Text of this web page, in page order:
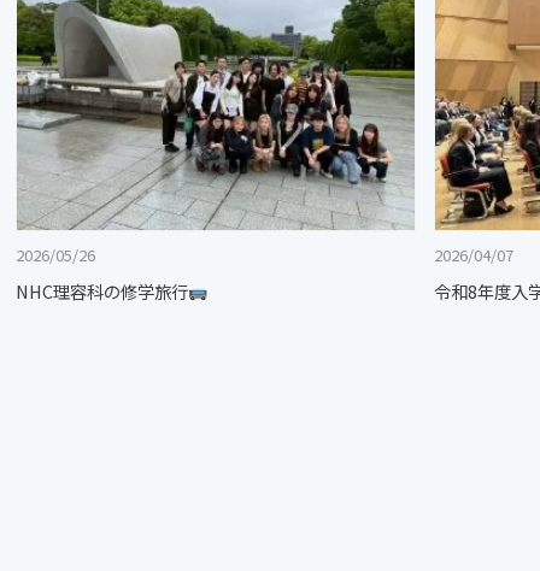
2026/05/26
NHC理容科の修学旅行
2026/04/07
令和8年度入